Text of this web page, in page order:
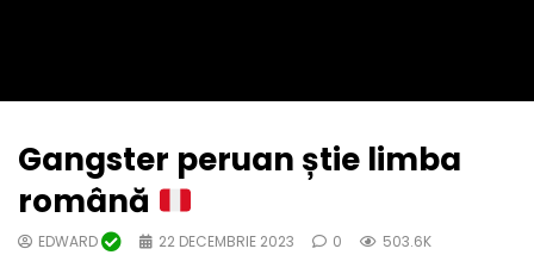
Gangster peruan știe limba
română
EDWARD 22 DECEMBRIE 2023 0
503.6K